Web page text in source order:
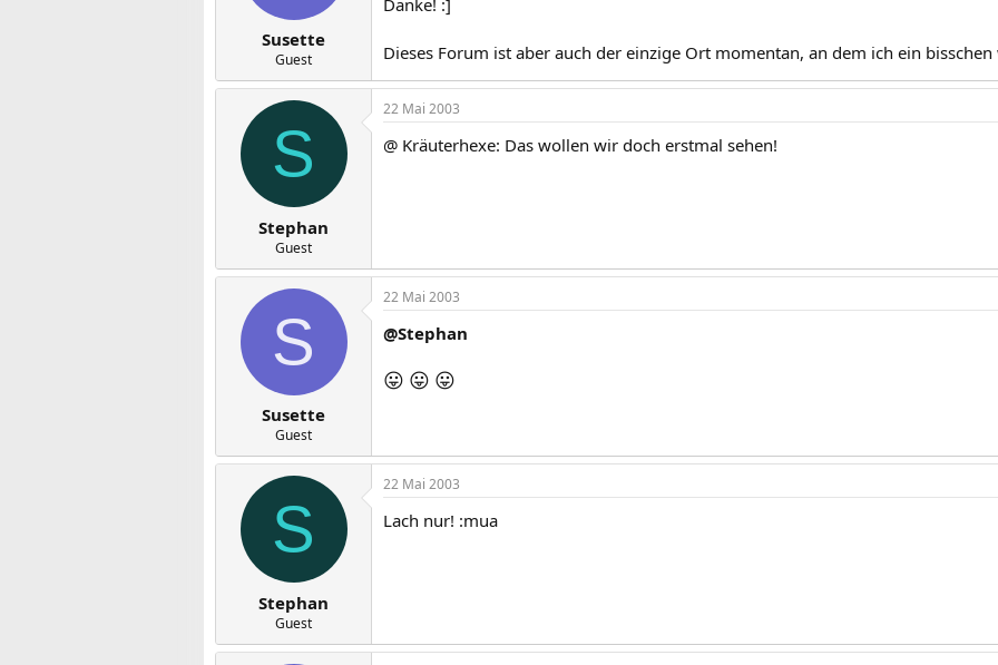
Susette
Guest Dieses Forum ist aber auch der einzige Ort momentan, an dem ich ein bisschen
S
Stephan
Guest
22 Mai 2003
@ Kräuterhexe: Das wollen wir doch erstmal sehen!
S
Susette
Guest
22 Mai 2003
@Stephan
😛 😛 😛
S
Stephan
Guest
22 Mai 2003
Lach nur! :mua